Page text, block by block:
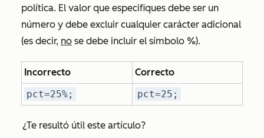
política. El valor que especifiques debe ser un
número y debe excluir cualquier carácter adicional
(es decir, no se debe incluir el símbolo %).
Incorrecto
Correcto
pct=25%;
pct=25;
¿Te resultó útil este artículo?